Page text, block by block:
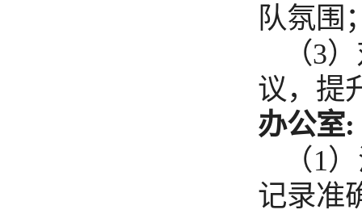
队氛围
（3
议，提
办公室:
（1
记录准